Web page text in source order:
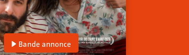
Bande annonce